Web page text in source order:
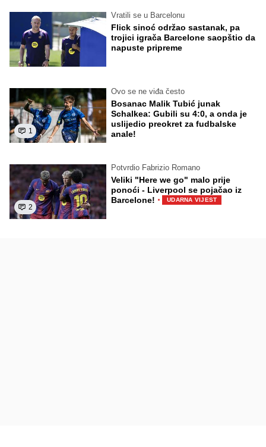
Vratili se u Barcelonu
Flick sinoć održao sastanak, pa
trojici igrača Barcelone saopštio da
napuste pripreme
1
Ovo se ne viđa često
Bosanac Malik Tubić junak
Schalkea: Gubili su 4:0, a onda je
uslijedio preokret za fudbalske
anale!
2
Potvrdio Fabrizio Romano
Veliki "Here we go" malo prije
ponoći - Liverpool se pojačao iz
Barcelone! · UDARNA VIJEST